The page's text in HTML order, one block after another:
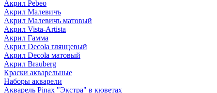
Акрил Pebeo
Акрил Малевичъ
Акрил Малевичъ матовый
Акрил Vista-Artista
Акрил Гамма
Акрил Decola глянцевый
Акрил Decola матовый
Акрил Brauberg
Краски акварельные
Наборы акварели
Акварель Pinax "Экстра" в кюветах